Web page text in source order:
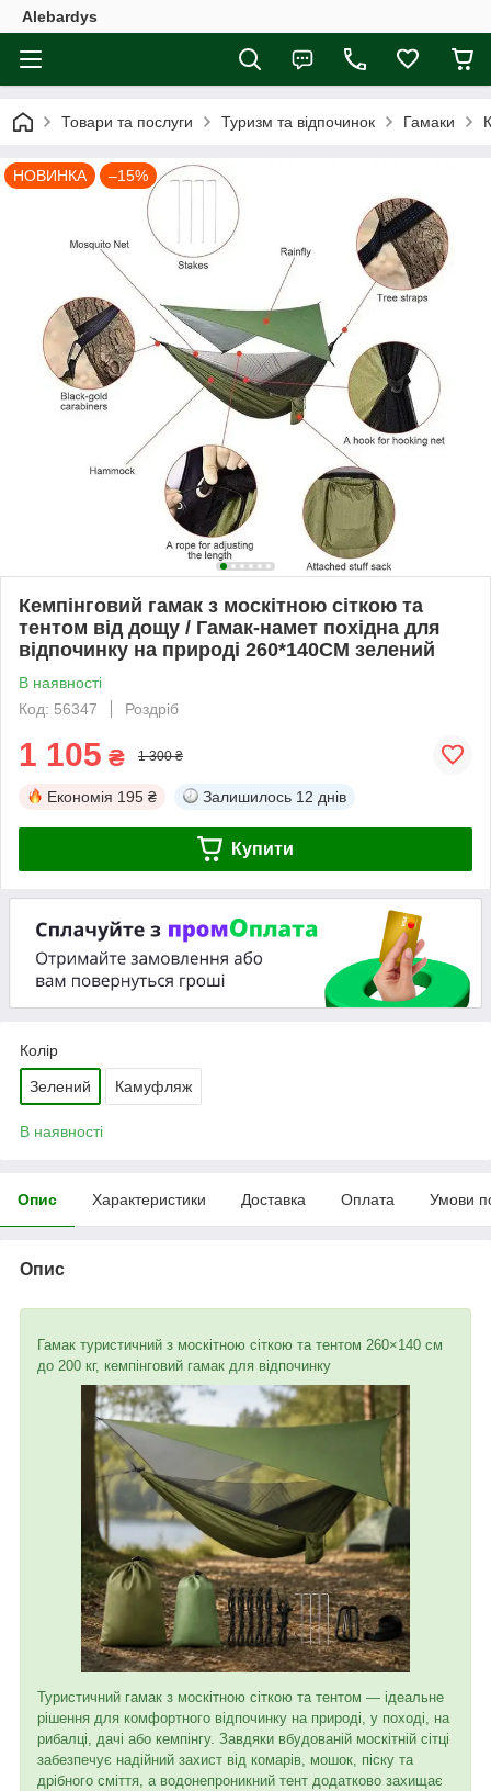
Alebardys
Товари та послуги Туризм та відпочинок Гамаки
НОВИНКА –15%
Кемпінговий гамак з москітною сіткою та
тентом від дощу / Гамак-намет похідна для
відпочинку на природі 260*140CM зелений
В наявності
Код: 56347
Роздріб
1 105 ₴ 1 300 ₴
Економія 195 ₴ Залишилось 12 днів
Купити
Колір
Зелений Камуфляж
В наявності
Опис Характеристики Доставка Оплата Умови
Опис
Гамак туристичний з москітною сіткою та тентом 260×140 см
до 200 кг, кемпінговий гамак для відпочинку
Туристичний гамак з москітною сіткою та тентом — ідеальне
рішення для комфортного відпочинку на природі, у поході, на
рибалці, дачі або кемпінгу. Завдяки вбудованій москітній сітці
забезпечує надійний захист від комарів, мошок, піску та
дрібного сміття, а водонепроникний тент додатково захищає